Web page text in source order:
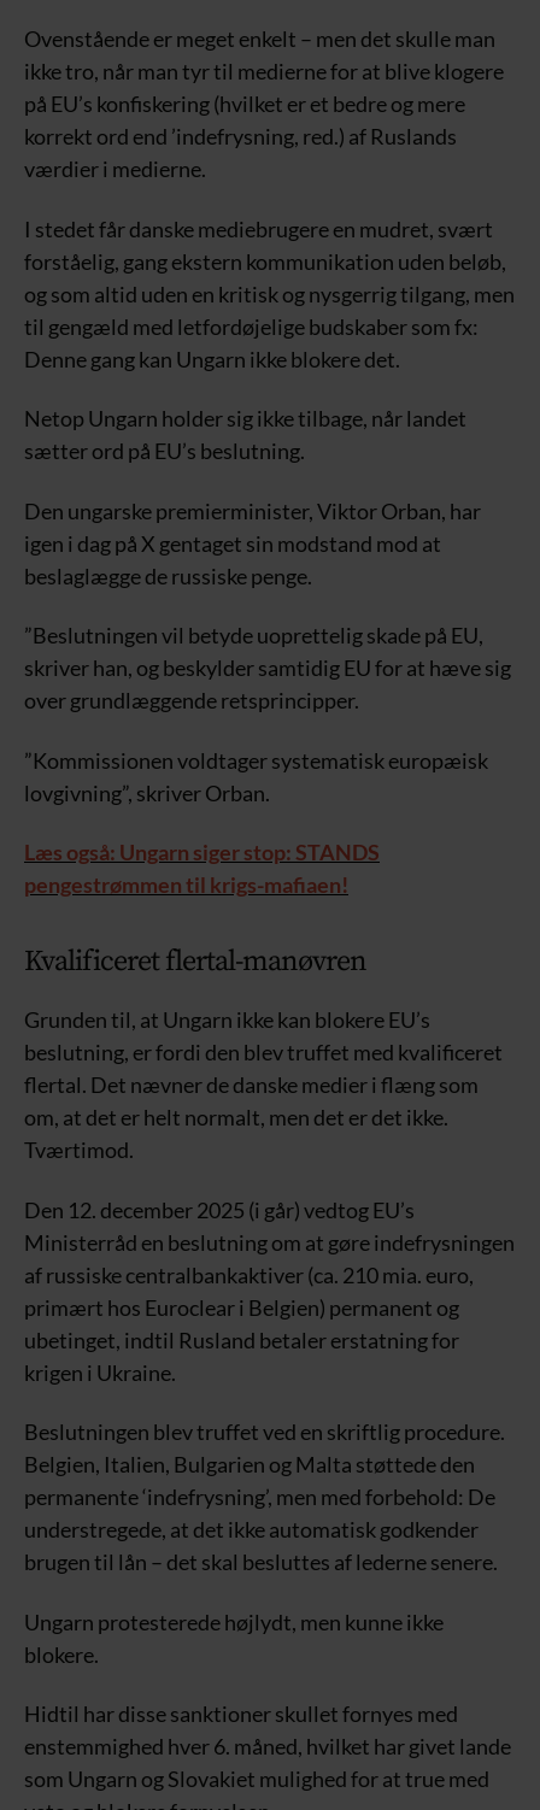
Ovenstående er meget enkelt – men det skulle man
ikke tro, når man tyr til medierne for at blive klogere
på EU’s konfiskering (hvilket er et bedre og mere
korrekt ord end ’indefrysning, red.) af Ruslands
værdier i medierne.
I stedet får danske mediebrugere en mudret, svært
forståelig, gang ekstern kommunikation uden beløb,
og som altid uden en kritisk og nysgerrig tilgang, men
til gengæld med letfordøjelige budskaber som fx:
Denne gang kan Ungarn ikke blokere det.
Netop Ungarn holder sig ikke tilbage, når landet
sætter ord på EU’s beslutning.
Den ungarske premierminister, Viktor Orban, har
igen i dag på X gentaget sin modstand mod at
beslaglægge de russiske penge.
”Beslutningen vil betyde uoprettelig skade på EU,
skriver han, og beskylder samtidig EU for at hæve sig
over grundlæggende retsprincipper.
”Kommissionen voldtager systematisk europæisk
lovgivning”, skriver Orban.
Læs også: Ungarn siger stop: STANDS
pengestrømmen til krigs-mafiaen!
Kvalificeret flertal-manøvren
Grunden til, at Ungarn ikke kan blokere EU’s
beslutning, er fordi den blev truffet med kvalificeret
flertal. Det nævner de danske medier i flæng som
om, at det er helt normalt, men det er det ikke.
Tværtimod.
Den 12. december 2025 (i går) vedtog EU’s
Ministerråd en beslutning om at gøre indefrysningen
af russiske centralbankaktiver (ca. 210 mia. euro,
primært hos Euroclear i Belgien) permanent og
ubetinget, indtil Rusland betaler erstatning for
krigen i Ukraine.
Beslutningen blev truffet ved en skriftlig procedure.
Belgien, Italien, Bulgarien og Malta støttede den
permanente ‘indefrysning’, men med forbehold: De
understregede, at det ikke automatisk godkender
brugen til lån – det skal besluttes af lederne senere.
Ungarn protesterede højlydt, men kunne ikke
blokere.
Hidtil har disse sanktioner skullet fornyes med
enstemmighed hver 6. måned, hvilket har givet lande
som Ungarn og Slovakiet mulighed for at true med